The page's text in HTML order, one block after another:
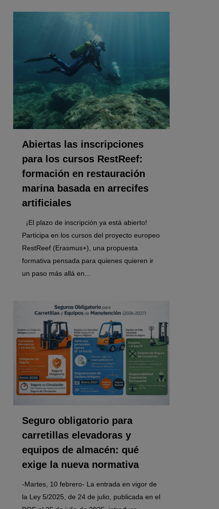
Abiertas las inscripciones
para los cursos RestReef:
formación en restauración
marina basada en arrecifes
artificiales
¡El plazo de inscripción ya está abierto!
Participa en los cursos del proyecto europeo
RestReef (Erasmus+), una propuesta
formativa pensada para quienes quieren ir
un paso más allá en...
Seguro obligatorio para
carretillas elevadoras y
equipos de almacén: qué
exige la nueva normativa
-Martes, 10 febrero- La entrada en vigor de
la Ley 5/2025, de 24 de julio, publicada en el
0